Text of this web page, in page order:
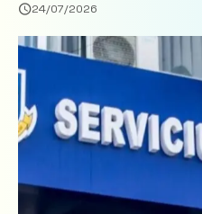
Partidul Democrat
24/07/2026